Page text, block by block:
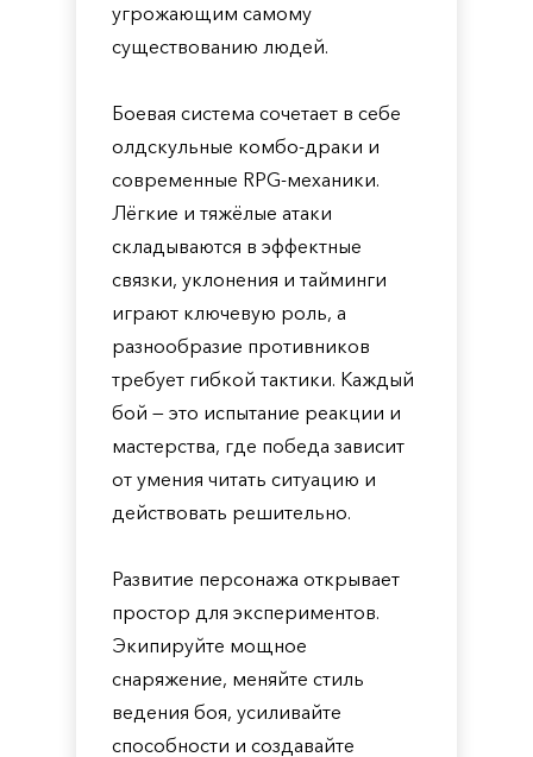
угрожающим самому
существованию людей.
Боевая система сочетает в себе
олдскульные комбо-драки и
современные RPG-механики.
Лёгкие и тяжёлые атаки
складываются в эффектные
связки, уклонения и тайминги
играют ключевую роль, а
разнообразие противников
требует гибкой тактики. Каждый
бой — это испытание реакции и
мастерства, где победа зависит
от умения читать ситуацию и
действовать решительно.
Развитие персонажа открывает
простор для экспериментов.
Экипируйте мощное
снаряжение, меняйте стиль
ведения боя, усиливайте
способности и создавайте